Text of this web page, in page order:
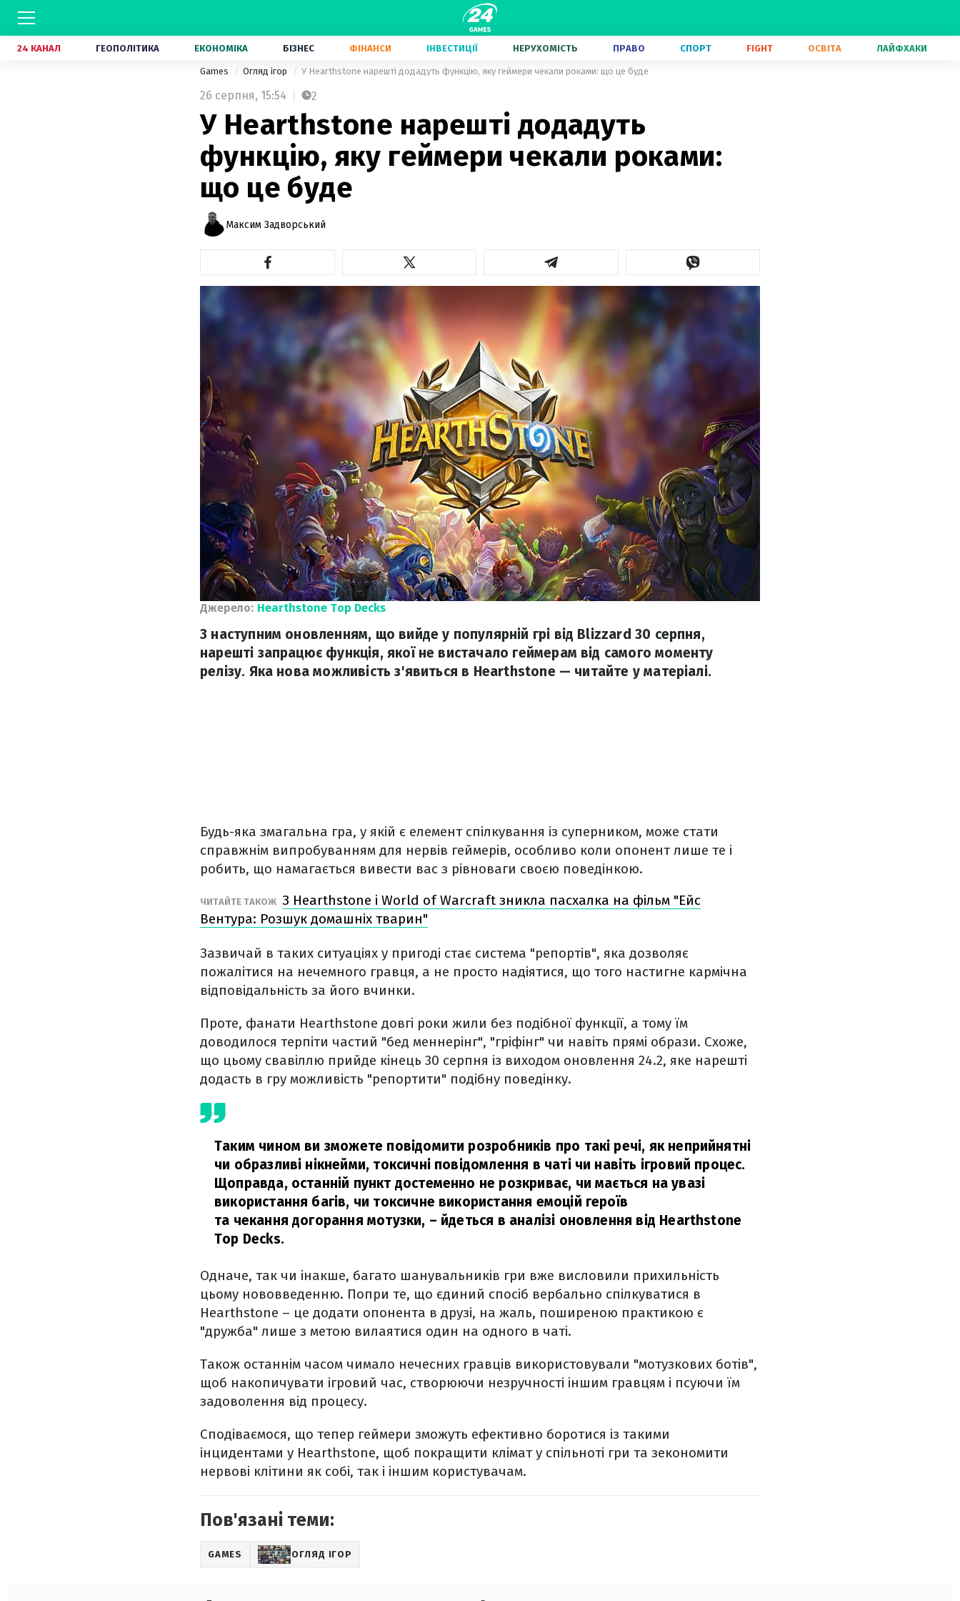
24 КАНАЛ ГЕОПОЛІТИКА ЕКОНОМІКА БІЗНЕС ФІНАНСИ ІНВЕСТИЦІЇ НЕРУХОМІСТЬ ПРАВО СПОРТ FIGHT ОСВІТА ЛАЙФХАКИ
Games Огляд ігор У Hearthstone нарешті додадуть функцію, яку геймери чекали роками: що це буде
26 серпня, 15:54 2
У Hearthstone нарешті додадуть
функцію, яку геймери чекали роками:
що це буде
Максим Задворський
Джерело: Hearthstone Top Decks
З наступним оновленням, що вийде у популярній грі від Blizzard 30 серпня,
нарешті запрацює функція, якої не вистачало геймерам від самого моменту
релізу. Яка нова можливість з'явиться в Hearthstone — читайте у матеріалі.
Будь-яка змагальна гра, у якій є елемент спілкування із суперником, може стати
справжнім випробуванням для нервів геймерів, особливо коли опонент лише те і
робить, що намагається вивести вас з рівноваги своєю поведінкою.
ЧИТАЙТЕ ТАКОЖ З Hearthstone і World of Warcraft зникла пасхалка на фільм "Ейс
Вентура: Розшук домашніх тварин"
Зазвичай в таких ситуаціях у пригоді стає система "репортів", яка дозволяє
пожалітися на нечемного гравця, а не просто надіятися, що того настигне кармічна
відповідальність за його вчинки.
Проте, фанати Hearthstone довгі роки жили без подібної функції, а тому їм
доводилося терпіти частий "бед меннерінг", "гріфінг" чи навіть прямі образи. Схоже,
що цьому свавіллю прийде кінець 30 серпня із виходом оновлення 24.2, яке нарешті
додасть в гру можливість "репортити" подібну поведінку.
Таким чином ви зможете повідомити розробників про такі речі, як неприйнятні
чи образливі нікнейми, токсичні повідомлення в чаті чи навіть ігровий процес.
Щоправда, останній пункт достеменно не розкриває, чи мається на увазі
використання багів, чи токсичне використання емоцій героїв
та чекання догорання мотузки, – йдеться в аналізі оновлення від Hearthstone
Top Decks.
Одначе, так чи інакше, багато шанувальників гри вже висловили прихильність
цьому нововведенню. Попри те, що єдиний спосіб вербально спілкуватися в
Hearthstone – це додати опонента в друзі, на жаль, поширеною практикою є
"дружба" лише з метою вилаятися один на одного в чаті.
Також останнім часом чимало нечесних гравців використовували "мотузкових ботів",
щоб накопичувати ігровий час, створюючи незручності іншим гравцям і псуючи їм
задоволення від процесу.
Сподіваємося, що тепер геймери зможуть ефективно боротися із такими
інцидентами у Hearthstone, щоб покращити клімат у спільноті гри та зекономити
нервові клітини як собі, так і іншим користувачам.
Пов'язані теми:
GAMES ОГЛЯД ІГОР